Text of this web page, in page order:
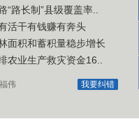
路长制”县级覆盖率..
活干有钱赚有奔头
面积和蓄积量稳步增长
农业生产救灾资金16..
我要纠错
伟